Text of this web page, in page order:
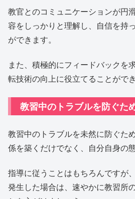
教官とのコミュニケーションが円
容をしっかりと理解し、自信を持
ができます。
また、積極的にフィードバックを
転技術の向上に役立てることができ
教習中のトラブルを防ぐた
教習中のトラブルを未然に防ぐた
係を築くだけでなく、自分自身の
指導に従うことはもちろんですが
発生した場合は、速やかに教習所